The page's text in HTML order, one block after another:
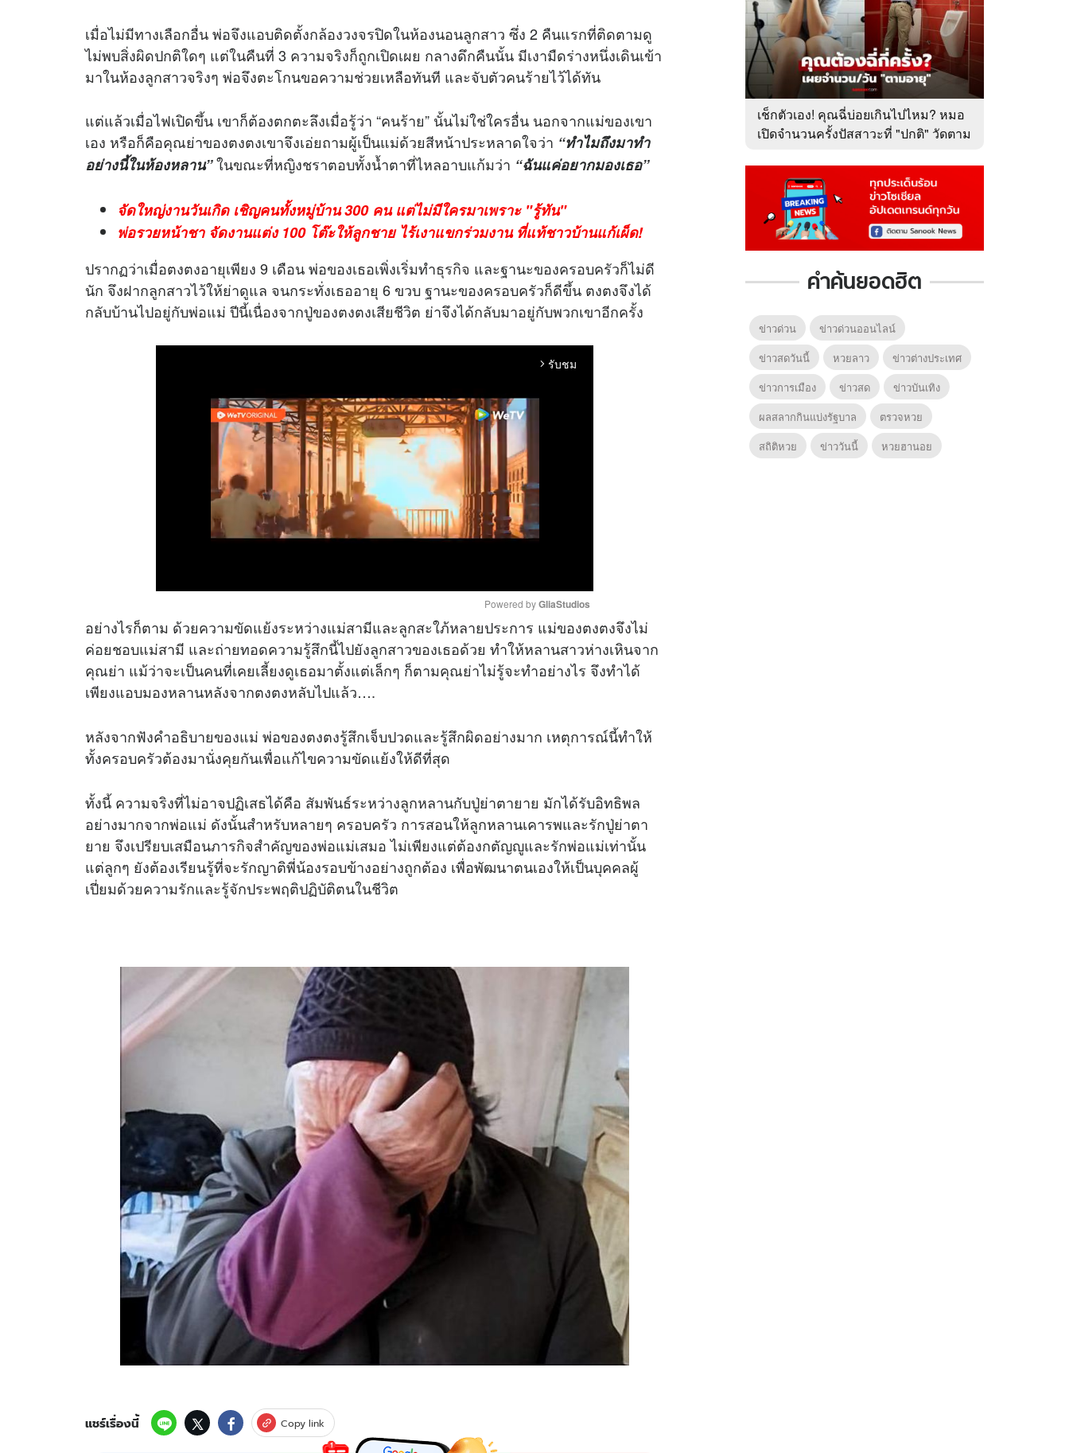
เมื่อไม่มีทางเลือกอื่น พ่อจึงแอบติดตั้งกล้องวงจรปิดในห้องนอนลูกสาว ซึ่ง 2 คืนแรกที่ติดตามดู
ไม่พบสิ่งผิดปกติใดๆ แต่ในคืนที่ 3 ความจริงก็ถูกเปิดเผย กลางดึกคืนนั้น มีเงามืดร่างหนึ่งเดินเข้า
มาในห้องลูกสาวจริงๆ พ่อจึงตะโกนขอความช่วยเหลือทันที และจับตัวคนร้ายไว้ได้ทัน
แต่แล้วเมื่อไฟเปิดขึ้น เขาก็ต้องตกตะลึงเมื่อรู้ว่า “คนร้าย” นั้นไม่ใช่ใครอื่น นอกจากแม่ของเขา
เอง หรือก็คือคุณย่าของตงตงเขาจึงเอ่ยถามผู้เป็นแม่ด้วยสีหน้าประหลาดใจว่า “ทำไมถึงมาทำ
อย่างนี้ในห้องหลาน”ในขณะที่หญิงชราตอบทั้งน้ำตาที่ไหลอาบแก้มว่า “ฉันแค่อยากมองเธอ”
จัดใหญ่งานวันเกิด เชิญคนทั้งหมู่บ้าน 300 คน แต่ไม่มีใครมาเพราะ "รู้ทัน"
พ่อรวยหน้าชา จัดงานแต่ง 100 โต๊ะให้ลูกชาย ไร้เงาแขกร่วมงาน ที่แท้ชาวบ้านแก้เผ็ด!
ปรากฏว่าเมื่อตงตงอายุเพียง 9 เดือน พ่อของเธอเพิ่งเริ่มทำธุรกิจ และฐานะของครอบครัวก็ไม่ดี
นัก จึงฝากลูกสาวไว้ให้ย่าดูแล จนกระทั่งเธออายุ 6 ขวบ ฐานะของครอบครัวก็ดีขึ้น ตงตงจึงได้
กลับบ้านไปอยู่กับพ่อแม่ ปีนี้เนื่องจากปู่ของตงตงเสียชีวิต ย่าจึงได้กลับมาอยู่กับพวกเขาอีกครั้ง
arrow_forward_ios รับชม
M
u
Powered by GliaStudios
อย่างไรก็ตาม ด้วยความขัดแย้งระหว่างแม่สามีและลูกสะใภ้หลายประการ แม่ของตงตงจึงไม่
ค่อยชอบแม่สามี และถ่ายทอดความรู้สึกนี้ไปยังลูกสาวของเธอด้วย ทำให้หลานสาวห่างเหินจาก
คุณย่า แม้ว่าจะเป็นคนที่เคยเลี้ยงดูเธอมาตั้งแต่เล็กๆ ก็ตามคุณย่าไม่รู้จะทำอย่างไร จึงทำได้
เพียงแอบมองหลานหลังจากตงตงหลับไปแล้ว….
หลังจากฟังคำอธิบายของแม่ พ่อของตงตงรู้สึกเจ็บปวดและรู้สึกผิดอย่างมาก เหตุการณ์นี้ทำให้
ทั้งครอบครัวต้องมานั่งคุยกันเพื่อแก้ไขความขัดแย้งให้ดีที่สุด
ทั้งนี้ ความจริงที่ไม่อาจปฏิเสธได้คือ สัมพันธ์ระหว่างลูกหลานกับปู่ย่าตายาย มักได้รับอิทธิพล
อย่างมากจากพ่อแม่ ดังนั้นสำหรับหลายๆ ครอบครัว การสอนให้ลูกหลานเคารพและรักปู่ย่าตา
ยาย จึงเปรียบเสมือนภารกิจสำคัญของพ่อแม่เสมอ ไม่เพียงแต่ต้องกตัญญูและรักพ่อแม่เท่านั้น
แต่ลูกๆ ยังต้องเรียนรู้ที่จะรักญาติพี่น้องรอบข้างอย่างถูกต้อง เพื่อพัฒนาตนเองให้เป็นบุคคลผู้
เปี่ยมด้วยความรักและรู้จักประพฤติปฏิบัติตนในชีวิต
แชร์เรื่องนี้ Copy link
เช็กตัวเอง! คุณฉี่บ่อยเกินไปไหม? หมอ
เปิดจำนวนครั้งปัสสาวะที่ "ปกติ" วัดตาม
คำค้นยอดฮิต
ข่าวด่วน
ข่าวด่วนออนไลน์
ข่าวสดวันนี้
หวยลาว
ข่าวต่างประเทศ
ข่าวการเมือง
ข่าวสด
ข่าวบันเทิง
ผลสลากกินแบ่งรัฐบาล
ตรวจหวย
สถิติหวย
ข่าววันนี้ หวยฮานอย